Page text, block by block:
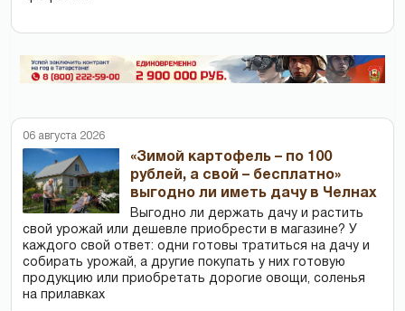
06 августа 2026
«Зимой картофель – по 100
рублей, а свой – бесплатно»
выгодно ли иметь дачу в Челнах
Выгодно ли держать дачу и растить
свой урожай или дешевле приобрести в магазине? У
каждого свой ответ: одни готовы тратиться на дачу и
собирать урожай, а другие покупать у них готовую
продукцию или приобретать дорогие овощи, соленья
на прилавках